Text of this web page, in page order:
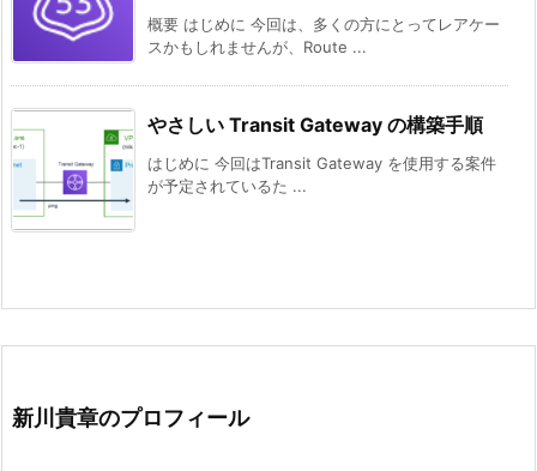
概要 はじめに 今回は、多くの方にとってレアケー
スかもしれませんが、Route ...
やさしい Transit Gateway の構築手順
はじめに 今回はTransit Gateway を使用する案件
が予定されているた ...
新川貴章のプロフィール